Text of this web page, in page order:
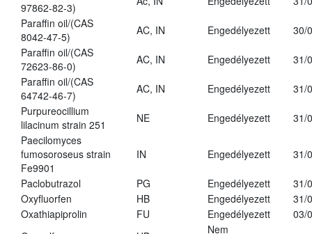
97862-82-3)
Paraffin oil/(CAS
8042-47-5)
AC, IN Engedélyezett
30/
Paraffin oil/(CAS
72623-86-0)
AC, IN Engedélyezett
31/
Paraffin oil/(CAS
64742-46-7)
AC, IN Engedélyezett
31/
Purpureocillium
lilacinum strain 251
NE Engedélyezett
31/
Paecilomyces
fumosoroseus strain
Fe9901
IN Engedélyezett 31/
Paclobutrazol PG Engedélyezett
31/
Oxyfluorfen
HB Engedélyezett
31/
Oxathiapiprolin
FU Engedélyezett
03/
Nem